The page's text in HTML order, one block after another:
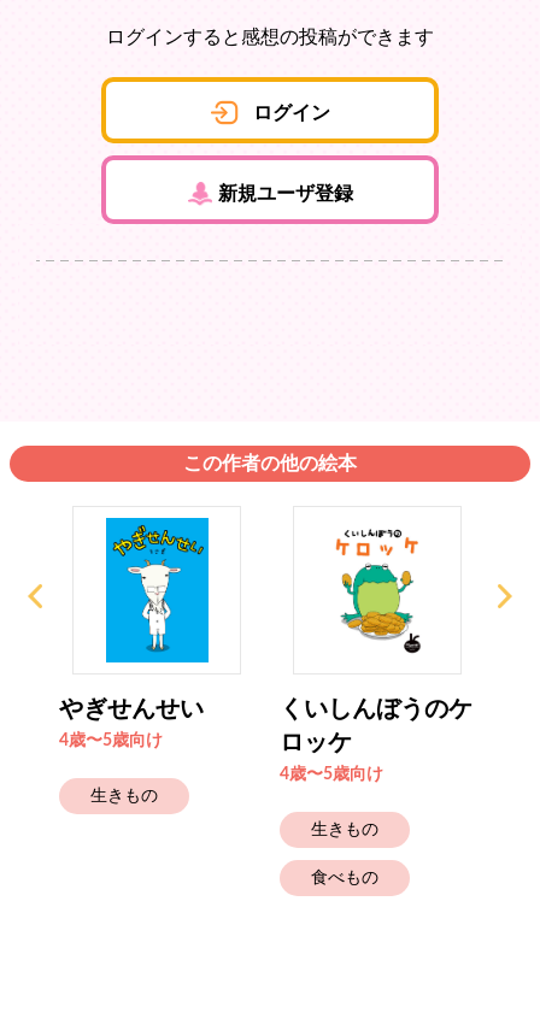
ログインすると感想の投稿ができます
ログイン
新規ユーザ登録
この作者の他の絵本
やぎせんせい
4歳〜5歳向け
生きもの
くいしんぼうのケ
ロッケ
4歳〜5歳向け
生きもの
食べもの